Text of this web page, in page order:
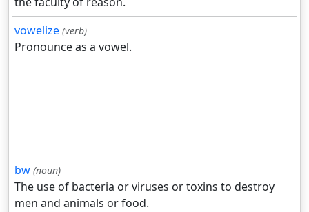
vowelize (verb)
Pronounce as a vowel.
bw (noun)
The use of bacteria or viruses or toxins to destroy
men and animals or food.